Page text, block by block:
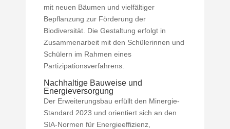
mit neuen Bäumen und vielfältiger
Bepflanzung zur Förderung der
Biodiversität. Die Gestaltung erfolgt in
Zusammenarbeit mit den Schülerinnen und
Schülern im Rahmen eines
Partizipationsverfahrens.
Nachhaltige Bauweise und
Energieversorgung
Der Erweiterungsbau erfüllt den Minergie-
Standard 2023 und orientiert sich an den
SIA-Normen für Energieeffizienz,